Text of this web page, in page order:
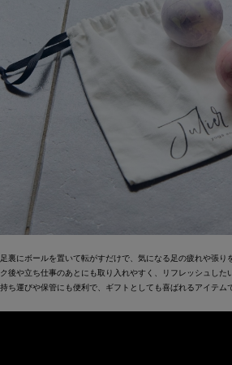
足裏にボールを置いて転がすだけで、気になる足の疲れや張り
ク後や立ち仕事のあとにも取り入れやすく、リフレッシュした
持ち運びや保管にも便利で、ギフトとしても喜ばれるアイテム